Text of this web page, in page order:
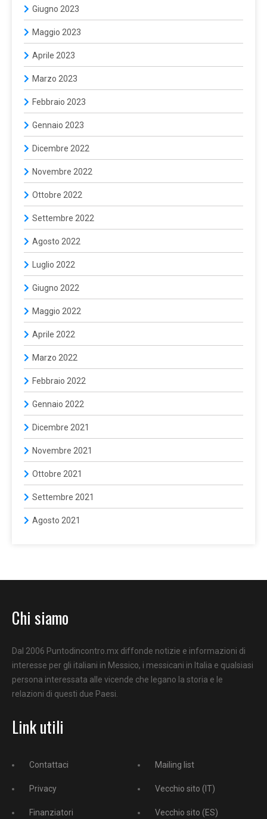
Giugno 2023
Maggio 2023
Aprile 2023
Marzo 2023
Febbraio 2023
Gennaio 2023
Dicembre 2022
Novembre 2022
Ottobre 2022
Settembre 2022
Agosto 2022
Luglio 2022
Giugno 2022
Maggio 2022
Aprile 2022
Marzo 2022
Febbraio 2022
Gennaio 2022
Dicembre 2021
Novembre 2021
Ottobre 2021
Settembre 2021
Agosto 2021
Chi siamo
Dal 2006 Puntodincontro.mx diffonde notizie e informazioni di
interesse per gli italiani in Messico, i messicani in Italia e qualsiasi
persona interessata alle vicende che legano la storia e le
relazioni di questi due Paesi.
Link utili
Contattaci
Privacy
Finanziatori
Mailing list
Vecchio sito (IT)
Vecchio sito (ES)